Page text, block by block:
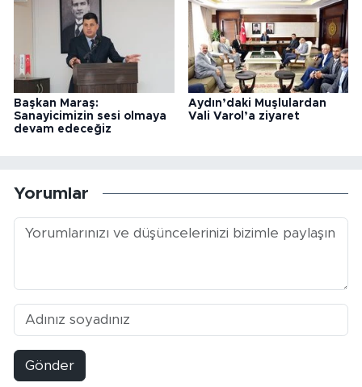
Başkan Maraş:
Sanayicimizin sesi olmaya
devam edeceğiz
Aydın’daki Muşlulardan
Vali Varol’a ziyaret
Yorumlar
Gönder